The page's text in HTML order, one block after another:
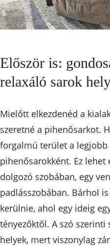
Először is:
relaxáló sarok
Mielőtt elkezdenéd a
szeretné a pihenősarkot.
forgalmú terület a legjobb
pihenősarokként. Ez lehet
dolgozó szobában, egy
padlásszobában. Bárhol
kerülnie, ahol egy ideig
tényezőktől. A szó szerinti
helyek, mert viszonylag